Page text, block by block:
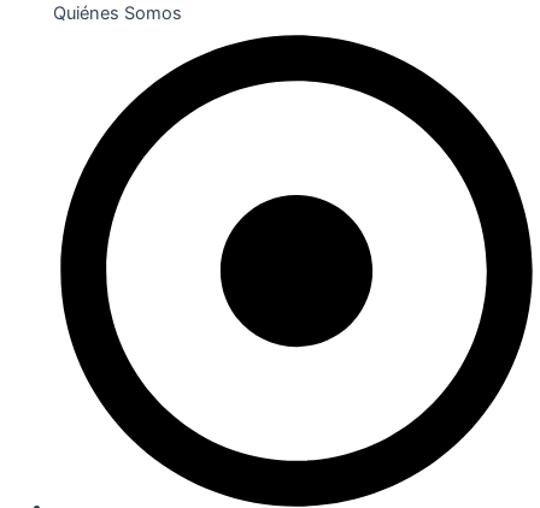
Quiénes Somos